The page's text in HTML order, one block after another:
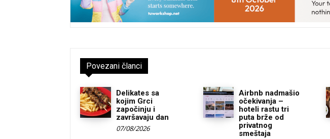
Povezani članci
Delikates sa
kojim Grci
započinju i
završavaju dan
07/08/2026
Airbnb nadmašio
očekivanja –
hoteli rastu tri
puta brže od
privatnog
smeštaja